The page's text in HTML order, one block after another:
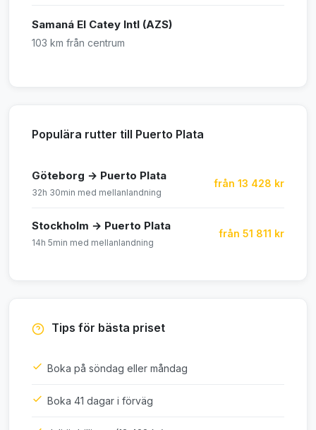
Samaná El Catey Intl (AZS)
103 km från centrum
Populära rutter till Puerto Plata
Göteborg → Puerto Plata
32h 30min med mellanlandning
från 13 428 kr
Stockholm → Puerto Plata
14h 5min med mellanlandning
från 51 811 kr
Tips för bästa priset
Boka på söndag eller måndag
Boka 41 dagar i förväg